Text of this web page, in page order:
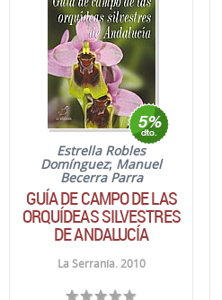
Estrella Robles
Domínguez; Manuel
Becerra Parra
GUÍA DE CAMPO DE LAS
ORQUÍDEAS SILVESTRES
DE ANDALUCÍA
La Serranía. 2010